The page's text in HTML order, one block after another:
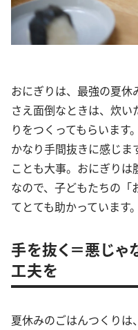
おにぎりは、最強の夏
さえ面倒なときは、炊
りをつくってもらいます。
かなり手間抜きに感じま
ことも大事。おにぎり
なので、子どもたちの「
てとても助かっています。
手を抜く＝悪じゃ
工夫を
夏休みのごはんつくりは